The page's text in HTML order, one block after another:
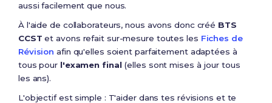
aussi facilement que nous.
À l'aide de collaborateurs, nous avons donc créé BTS
CCST et avons refait sur-mesure toutes les Fiches de
Révision afin qu'elles soient parfaitement adaptées à
tous pour l'examen final(elles sont mises à jour tous
les ans).
L'objectif est simple : T'aider dans tes révisions et te